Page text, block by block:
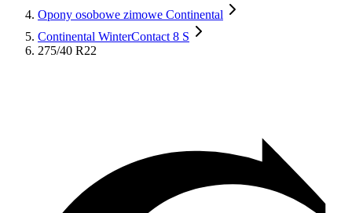
Opony osobowe zimowe Continental
Continental WinterContact 8 S
275/40 R22